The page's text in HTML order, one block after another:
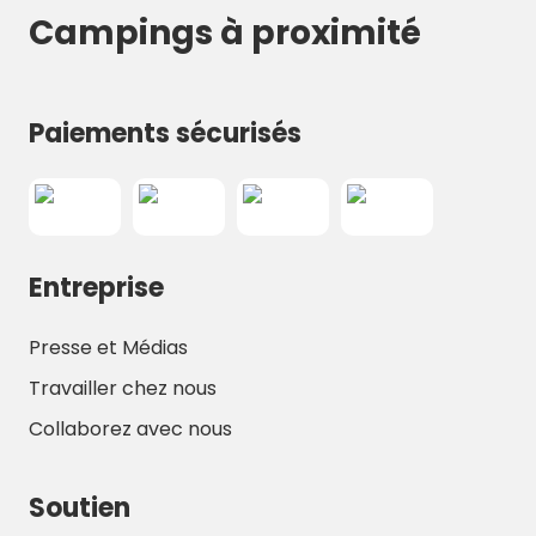
Campings à proximité
Paiements sécurisés
Entreprise
Presse et Médias
Travailler chez nous
Collaborez avec nous
Soutien